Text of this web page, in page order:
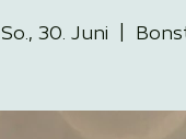
So., 30. Juni